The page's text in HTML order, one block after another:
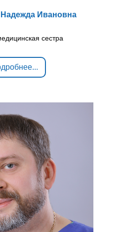
Надежда Ивановна
сестра